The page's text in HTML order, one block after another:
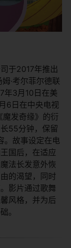
于2017年推出
·考尔菲尔德联
年3月10日在美
6日在中央电视
发奇缘》的衍
55分钟，保留
。故事设定在电
国后，在适应
法长发意外恢
的渴望，同时
影片通过歌舞
风格，并为后
。